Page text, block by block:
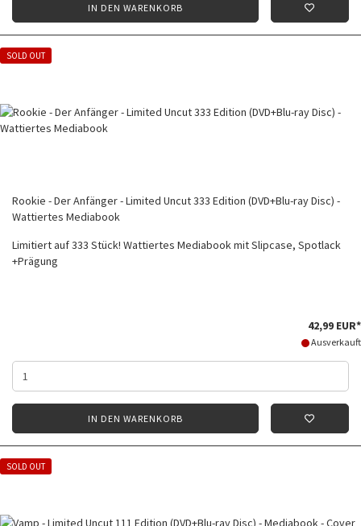
IN DEN WARENKORB
SOLD OUT
Rookie - Der Anfänger - Limited Uncut 333 Edition (DVD+Blu-ray Disc) -
Wattiertes Mediabook
Limitiert auf 333 Stück! Wattiertes Mediabook mit Slipcase, Spotlack
+Prägung
42,99 EUR*
Ausverkauft
IN DEN WARENKORB
SOLD OUT